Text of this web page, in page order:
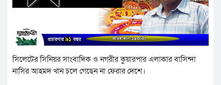
সিলেটের সিনিয়র সাংবাদিক ও নগরীর কুয়ারপার এলাকার বাসিন্দা
নাসির আহমদ খান চলে গেছেন না ফেরার দেশে।